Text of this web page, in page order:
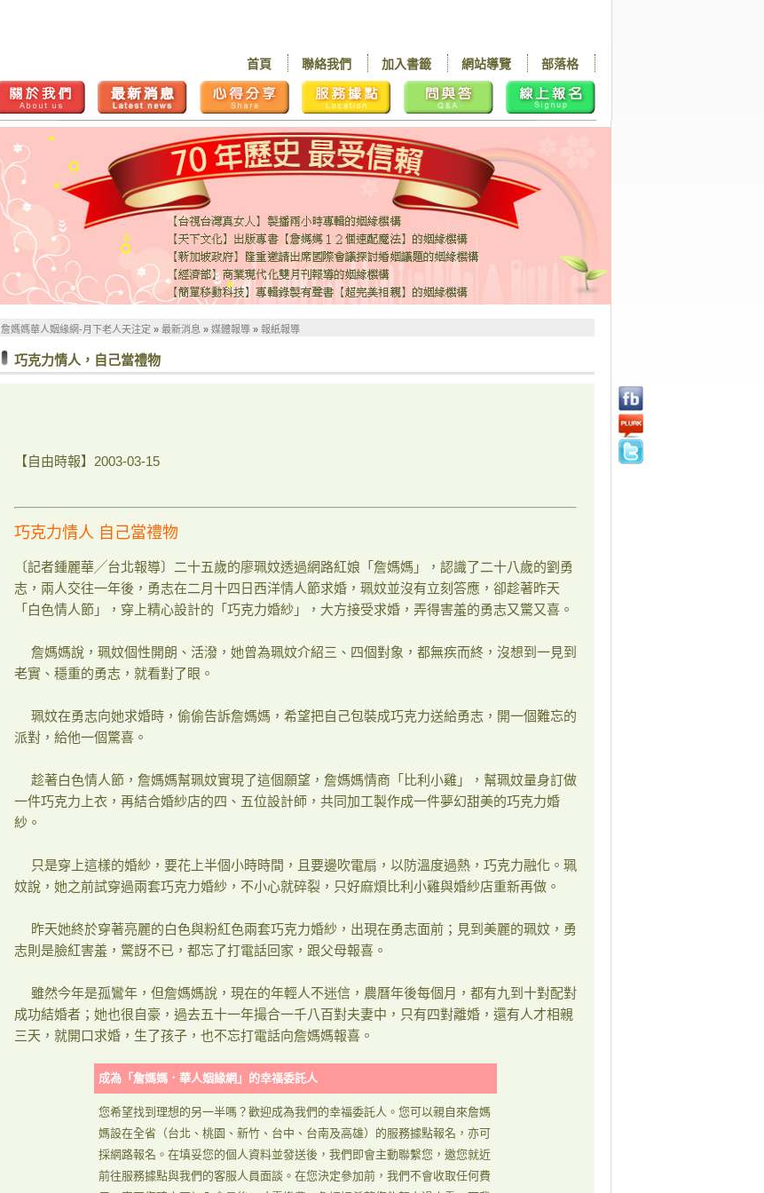
部落格
網站導覽
加入書籤
聯絡我們
首頁
詹媽媽華人姻緣網-月下老人天注定 » 最新消息 » 媒體報導 » 報紙報導
巧克力情人，自己當禮物
【自由時報】2003-03-15
巧克力情人 自己當禮物
〔記者鍾麗華╱台北報導〕二十五歲的廖珮妏透過網路紅娘「詹媽媽」，認識了二十八歲的劉勇
志，兩人交往一年後，勇志在二月十四日西洋情人節求婚，珮妏並沒有立刻答應，卻趁著昨天
「白色情人節」，穿上精心設計的「巧克力婚紗」，大方接受求婚，弄得害羞的勇志又驚又喜。
詹媽媽說，珮妏個性開朗、活潑，她曾為珮妏介紹三、四個對象，都無疾而終，沒想到一見到
老實、穩重的勇志，就看對了眼。
珮妏在勇志向她求婚時，偷偷告訴詹媽媽，希望把自己包裝成巧克力送給勇志，開一個難忘的
派對，給他一個驚喜。
趁著白色情人節，詹媽媽幫珮妏實現了這個願望，詹媽媽情商「比利小雞」，幫珮妏量身訂做
一件巧克力上衣，再結合婚紗店的四、五位設計師，共同加工製作成一件夢幻甜美的巧克力婚
紗。
只是穿上這樣的婚紗，要花上半個小時時間，且要邊吹電扇，以防溫度過熱，巧克力融化。珮
妏說，她之前試穿過兩套巧克力婚紗，不小心就碎裂，只好麻煩比利小雞與婚紗店重新再做。
昨天她終於穿著亮麗的白色與粉紅色兩套巧克力婚紗，出現在勇志面前；見到美麗的珮妏，勇
志則是臉紅害羞，驚訝不已，都忘了打電話回家，跟父母報喜。
雖然今年是孤鸞年，但詹媽媽說，現在的年輕人不迷信，農曆年後每個月，都有九到十對配對
成功結婚者；她也很自豪，過去五十一年撮合一千八百對夫妻中，只有四對離婚，還有人才相親
三天，就開口求婚，生了孩子，也不忘打電話向詹媽媽報喜。
成為「詹媽媽．華人姻緣網」的幸福委託人
您希望找到理想的另一半嗎？歡迎成為我們的幸福委託人。您可以親自來詹媽
媽設在全省（台北、桃園、新竹、台中、台南及高雄）的服務據點報名，亦可
採網路報名。在填妥您的個人資料並發送後，我們即會主動聯繫您，邀您就近
前往服務據點與我們的客服人員面談。在您決定參加前，我們不會收取任何費